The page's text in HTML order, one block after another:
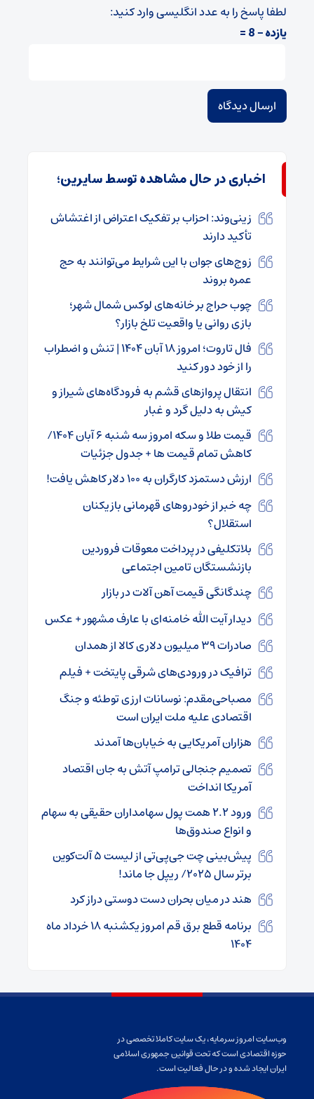
لطفا پاسخ را به عدد انگلیسی وارد کنید:
یازده − 8 =
اخباری در حال مشاهده توسط سایرین؛
زینی‌وند: احزاب بر تفکیک اعتراض از اغتشاش
تأکید دارند
زوج‌های جوان با این شرایط می‌توانند به حج
عمره بروند
چوب حراج بر خانه‌های لوکس شمال شهر؛
بازی روانی یا واقعیت تلخ بازار؟‌
فال تاروت؛ امروز ۱۸ آبان ۱۴۰۴ | تنش و اضطراب
را از خود دور کنید
انتقال پروازهای قشم به فرودگاه‌های شیراز و
کیش به دلیل گرد و غبار
قیمت طلا و سکه امروز سه شنبه ۶ آبان ۱۴۰۴/
کاهش تمام قیمت ها + جدول جزئیات
ارزش دستمزد کارگران به ۱۰۰ دلار کاهش یافت!
چه خبر از خودروهای قهرمانی بازیکنان
استقلال؟
بلاتکلیفی در پرداخت معوقات فروردین
بازنشستگان تامین اجتماعی
چندگانگی قیمت آهن آلات در بازار
دیدار آیت الله خامنه‌ای با عارف مشهور + عکس
صادرات ۳۹ میلیون دلاری کالا از همدان
ترافیک در ورودی‌های شرقی پایتخت + فیلم
مصباحی‌مقدم: نوسانات ارزی توطئه و جنگ
اقتصادی علیه ملت ایران است
هزاران آمریکایی به خیابان‌ها آمدند
تصمیم جنجالی ترامپ آتش به جان اقتصاد
آمریکا انداخت
ورود ۲.۲ همت پول سهامداران حقیقی به سهام
و انواع صندوق‌ها
پیش‌بینی چت جی‌پی‌تی از لیست ۵ آلت‌کوین
برتر سال ۲۰۲۵/ ریپل جا ماند!
هند در میان بحران دست دوستی دراز کرد
برنامه قطع برق قم امروز یکشنبه ۱۸ خرداد ماه
۱۴۰۴
وب‌سایت امروز سرمایه، یک سایت کاملا تخصصی در
حوزه اقتصادی است که تحت قوانین جمهوری اسلامی
ایران ایجاد شده و در حال فعالیت است.